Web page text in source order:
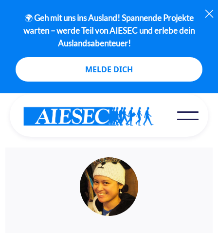
🌍Geh mit uns ins Ausland! Spannende Projekte
warten – werde Teil von AIESEC und erlebe dein
Auslandsabenteuer!
MELDE DICH